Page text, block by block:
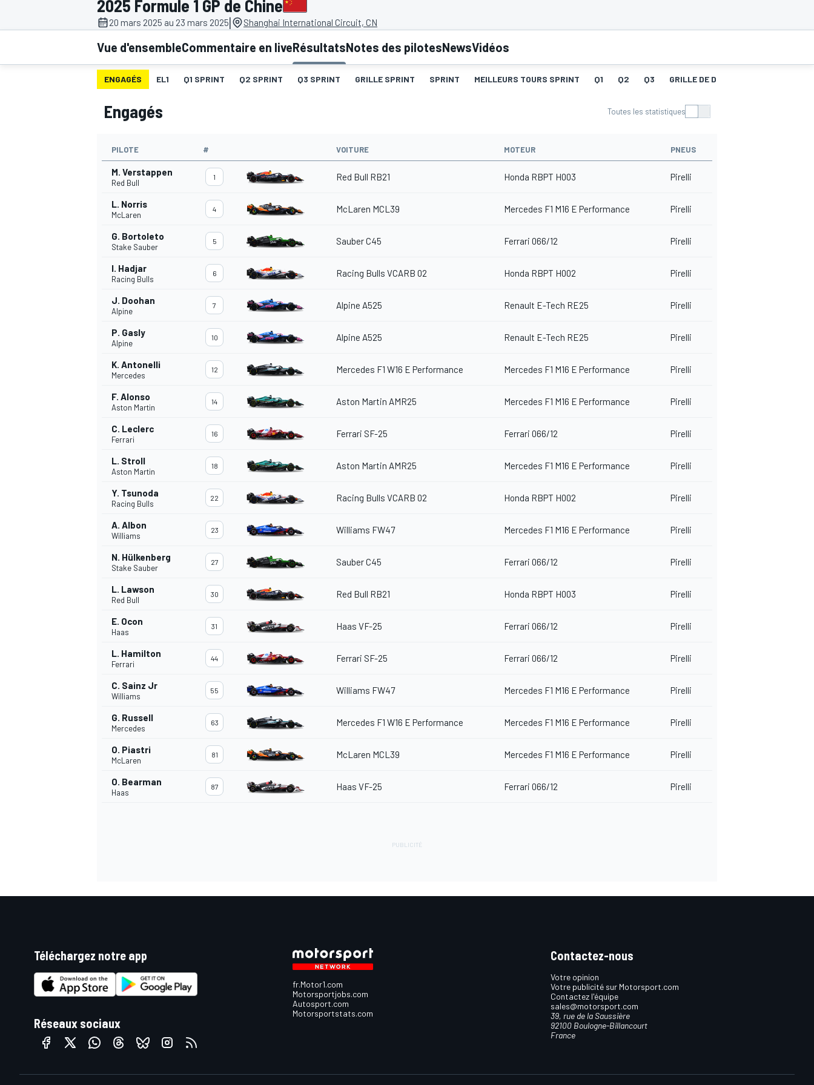
WRC
WEC
2025 Formule 1 GP de Chine
20 mars 2025 au 23 mars 2025| Shanghai International Circuit, CN
Vue d'ensembleCommentaire en liveRésultatsNotes des pilotesNewsVidéos
ENGAGÉS EL1 Q1 SPRINT Q2 SPRINT Q3 SPRINT GRILLE SPRINT SPRINT MEILLEURS TOURS SPRINT Q1 Q2 Q3 GRILLE DE DÉPART
Engagés Toutes les statistiques
PILOTE # VOITURE MOTEUR PNEUS
M. Verstappen
Red Bull
1 Red Bull RB21 Honda RBPT H003 Pirelli
L. Norris
McLaren
4 McLaren MCL39 Mercedes F1 M16 E Performance Pirelli
G. Bortoleto
Stake Sauber
5 Sauber C45 Ferrari 066/12 Pirelli
I. Hadjar
Racing Bulls
6 Racing Bulls VCARB 02 Honda RBPT H002 Pirelli
J. Doohan
Alpine
7 Alpine A525 Renault E-Tech RE25 Pirelli
P. Gasly
Alpine
10 Alpine A525 Renault E-Tech RE25 Pirelli
K. Antonelli
Mercedes
12 Mercedes F1 W16 E Performance Mercedes F1 M16 E Performance Pirelli
F. Alonso
Aston Martin
14 Aston Martin AMR25 Mercedes F1 M16 E Performance Pirelli
C. Leclerc
Ferrari
16 Ferrari SF-25 Ferrari 066/12 Pirelli
L. Stroll
Aston Martin
18 Aston Martin AMR25 Mercedes F1 M16 E Performance Pirelli
Y. Tsunoda
Racing Bulls
22 Racing Bulls VCARB 02 Honda RBPT H002 Pirelli
A. Albon
Williams
23 Williams FW47 Mercedes F1 M16 E Performance Pirelli
N. Hülkenberg
Stake Sauber
27 Sauber C45 Ferrari 066/12 Pirelli
L. Lawson
Red Bull
30 Red Bull RB21 Honda RBPT H003 Pirelli
E. Ocon
Haas
31 Haas VF-25 Ferrari 066/12 Pirelli
L. Hamilton
Ferrari
44 Ferrari SF-25 Ferrari 066/12 Pirelli
C. Sainz Jr
Williams
55 Williams FW47 Mercedes F1 M16 E Performance Pirelli
G. Russell
Mercedes
63 Mercedes F1 W16 E Performance Mercedes F1 M16 E Performance Pirelli
O. Piastri
McLaren
81 McLaren MCL39 Mercedes F1 M16 E Performance Pirelli
O. Bearman
Haas
87 Haas VF-25 Ferrari 066/12 Pirelli
Téléchargez notre app
Réseaux sociaux
fr.Motor1.com
Motorsportjobs.com
Autosport.com
Motorsportstats.com
Contactez-nous
Votre opinion
Votre publicité sur Motorsport.com
Contactez l'équipe
sales@motorsport.com
39, rue de la Saussière
92100 Boulogne-Billancourt
France